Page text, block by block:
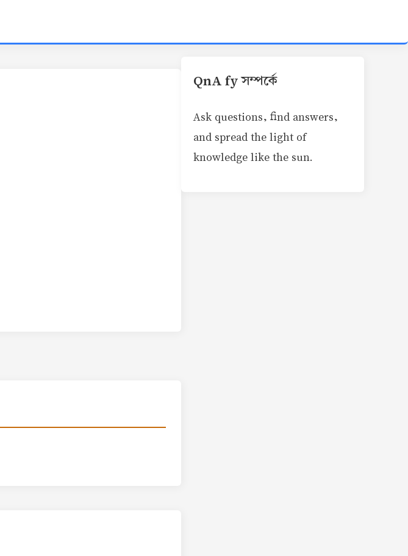
QnA fy সম্পর্কে
Ask questions, find answers,
and spread the light of
knowledge like the sun.